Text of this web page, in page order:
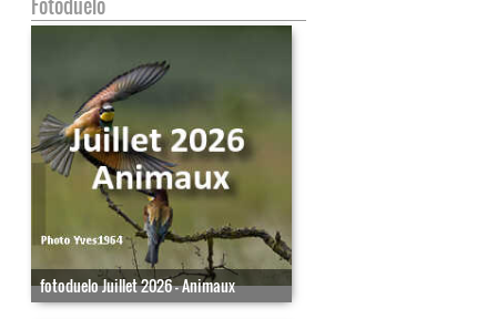
fotoduelo Juillet 2026 - Animaux